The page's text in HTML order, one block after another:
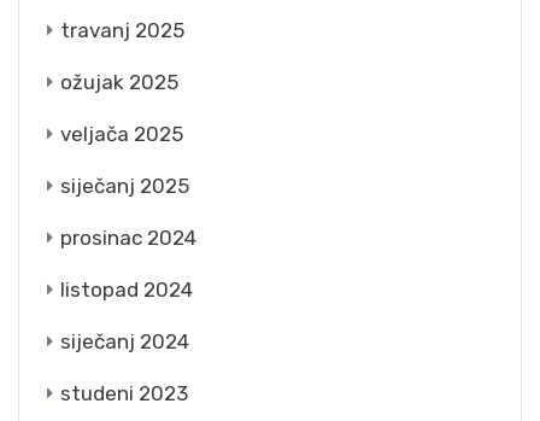
travanj 2025
ožujak 2025
veljača 2025
siječanj 2025
prosinac 2024
listopad 2024
siječanj 2024
studeni 2023